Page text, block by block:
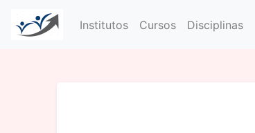
Institutos Cursos Disciplinas